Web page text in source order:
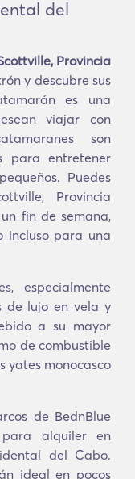
del
Provincia
y descubre sus
es una
viajar con
son
para entretener
Puedes
Provincia
fin de semana,
incluso para una
especialmente
de lujo en vela y
a su mayor
de combustible
yates monocasco
de BednBlue
para alquiler en
del Cabo.
ideal en pocos